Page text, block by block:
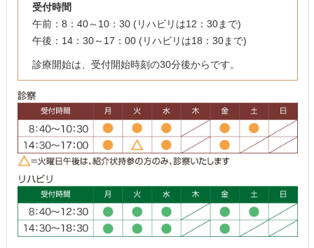
受付時間
午前：8：40～10：30 (リハビリは12：30まで)
午後：14：30～17：00 (リハビリは18：30まで)
診療開始は、受付開始時刻の30分後からです。